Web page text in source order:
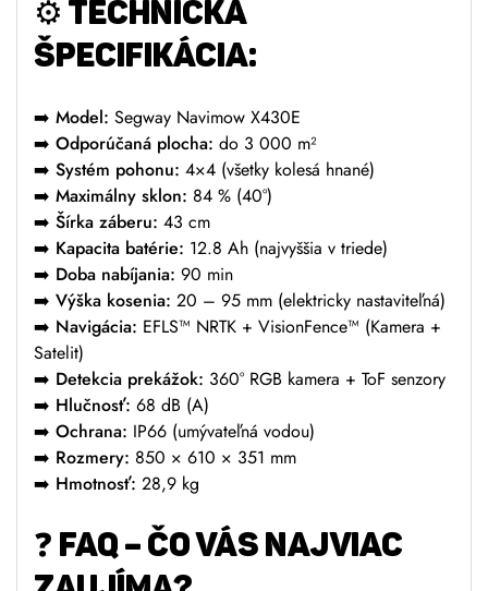
⚙️ TECHNICKÁ
ŠPECIFIKÁCIA:
➡️ Model: Segway Navimow X430E
➡️ Odporúčaná plocha: do 3 000 m²
➡️ Systém pohonu: 4×4 (všetky kolesá hnané)
➡️ Maximálny sklon: 84 % (40°)
➡️ Šírka záberu: 43 cm
➡️ Kapacita batérie: 12.8 Ah (najvyššia v triede)
➡️ Doba nabíjania: 90 min
➡️ Výška kosenia: 20 – 95 mm (elektricky nastaviteľná)
➡️ Navigácia: EFLS™ NRTK + VisionFence™ (Kamera +
Satelit)
➡️ Detekcia prekážok: 360° RGB kamera + ToF senzory
➡️ Hlučnosť: 68 dB (A)
➡️ Ochrana: IP66 (umývateľná vodou)
➡️ Rozmery: 850 × 610 × 351 mm
➡️ Hmotnosť: 28,9 kg
❓ FAQ – ČO VÁS NAJVIAC